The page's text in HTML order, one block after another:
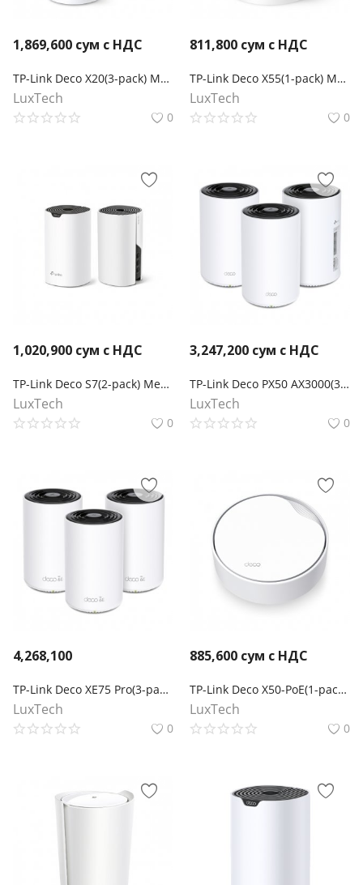
1,869,600 сум с НДС
TP-Link Deco X20(3-pack) Mesh-система AX1800
LuxTech
0
811,800 сум с НДС
TP-Link Deco X55(1-pack) Mesh-модуль AX3000
LuxTech
0
1,020,900 сум с НДС
TP-Link Deco S7(2-pack) Mesh-система AC1900
LuxTech
0
3,247,200 сум с НДС
TP-Link Deco PX50 AX3000(3-pack)
LuxTech
0
4,268,100
TP-Link Deco XE75 Pro(3-pack) Трехдиапазонная Mesh-система Wi-Fi 6E AXE5400
LuxTech
0
885,600 сум с НДС
TP-Link Deco X50-PoE(1-pack) Mesh-модуль AX3000 с поддержкой PoE
LuxTech
0